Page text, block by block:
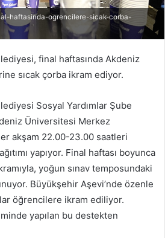
haftasinda-ogrencilere-sicak-corba-
final haftasında Akdeniz
sıcak çorba ikram ediyor.
Sosyal Yardımlar Şube
Üniversitesi Merkez
akşam 22.00-23.00 saatleri
yapıyor. Final haftası boyunca
yoğun sınav temposundaki
Büyükşehir Aşevi’nde özenle
öğrencilere ikram ediliyor.
yapılan bu destekten